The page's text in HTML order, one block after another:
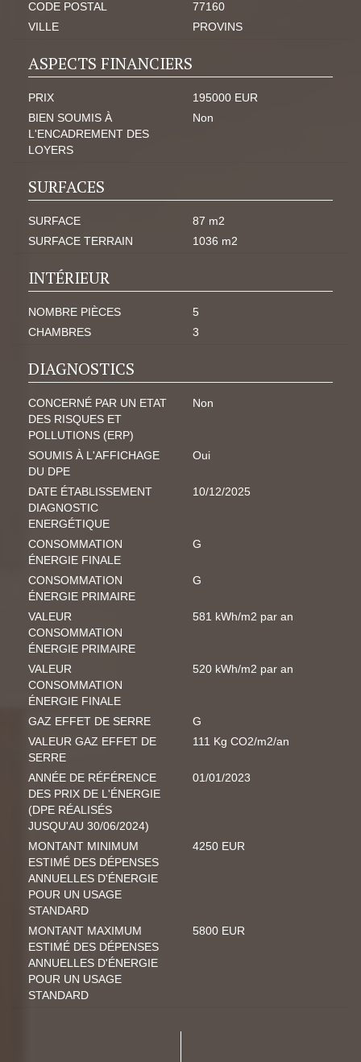
CODE POSTAL
77160
VILLE
PROVINS
ASPECTS FINANCIERS
PRIX
195000 EUR
BIEN SOUMIS À
L'ENCADREMENT DES
LOYERS
Non
SURFACES
SURFACE
87 m2
SURFACE TERRAIN
1036 m2
INTÉRIEUR
NOMBRE PIÈCES
5
CHAMBRES
3
DIAGNOSTICS
CONCERNÉ PAR UN ETAT
DES RISQUES ET
POLLUTIONS (ERP)
Non
SOUMIS À L'AFFICHAGE
DU DPE
Oui
DATE ÉTABLISSEMENT
DIAGNOSTIC
ENERGÉTIQUE
10/12/2025
CONSOMMATION
ÉNERGIE FINALE
G
CONSOMMATION
ÉNERGIE PRIMAIRE
G
VALEUR
CONSOMMATION
ÉNERGIE PRIMAIRE
581 kWh/m2 par an
VALEUR
CONSOMMATION
ÉNERGIE FINALE
520 kWh/m2 par an
GAZ EFFET DE SERRE
G
VALEUR GAZ EFFET DE
SERRE
111 Kg CO2/m2/an
ANNÉE DE RÉFÉRENCE
DES PRIX DE L'ÉNERGIE
(DPE RÉALISÉS
JUSQU'AU 30/06/2024)
01/01/2023
MONTANT MINIMUM
ESTIMÉ DES DÉPENSES
ANNUELLES D'ÉNERGIE
POUR UN USAGE
STANDARD
4250 EUR
MONTANT MAXIMUM
ESTIMÉ DES DÉPENSES
ANNUELLES D'ÉNERGIE
POUR UN USAGE
STANDARD
5800 EUR